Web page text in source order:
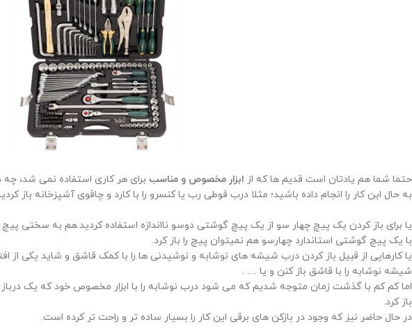
حتما شما هم یادتان است قدیم ها که از ابزار مخصوص و مناسب برای هر کاری استفاده نمی شد،
به حال این کار را انجام داده باشید؛ مثلا درب قوطی رب یا کنسرو را با کارد و چاقوی آشپزخانه باز
یا برای باز کردن یک پیچ چهار سو از یک پیچ گوشتی دوسو نااندازه استفاده کردید.هم به سختی پیچ
با یک پیچ گوشتی استاندارد چهارسو هم نمیتوان پیچ را باز کرد.
یا کارهایی از قبیل باز کردن درب شیشه های نوشابه و نوشیدنی ها را با کمک قاشق و شاید یکی از
شیشه نوشابه را با قاشق باز کنن و یا … .
اما کم کم با گذشت زمان متوجه شدیم که می شود درب نوشابه را با ابزار مخصوص خود که یک
باز کرد.
در حال حاضر نیز که وجود در بازکن های برقی این کار را بسیار ساده تر و راحت تر کرده است.